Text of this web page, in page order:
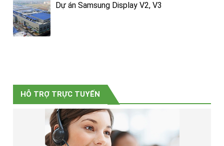
Dự án Samsung Display V2, V3
HỖ TRỢ TRỰC TUYẾN